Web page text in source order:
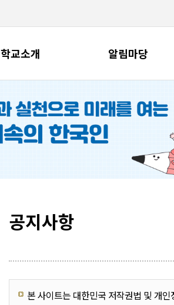
학교소개 알림마당
공지사항
본 사이트는 대한민국 저작권법 및 개